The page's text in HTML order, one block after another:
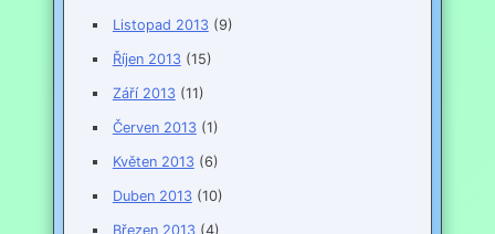
Listopad 2013(9)
Říjen 2013(15)
Září 2013(11)
Červen 2013(1)
Květen 2013(6)
Duben 2013(10)
Březen 2013(4)